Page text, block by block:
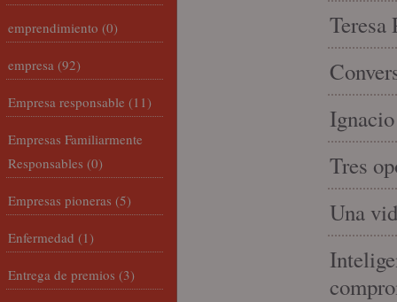
Teresa
Tres
Una
emprendimiento (0)
empresa (92)
Empresa responsable (11)
Empresas Familiarmente
Responsables (0)
Empresas pioneras (5)
Enfermedad (1)
Entrega de premios (3)